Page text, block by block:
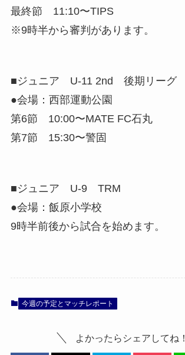
最終節 11:10〜TIPS
※9時半から審判があります。
■ジュニア U-11 2nd 後期リーグ
●会場：西部運動公園
第6節 10:00〜MATE FC石丸
第7節 15:30〜警固
■ジュニア U-9 TRM
●会場：飯原小学校
9時半前後から試合を始めます。
今週の予定とマッチレポート
よかったらシェアしてね！